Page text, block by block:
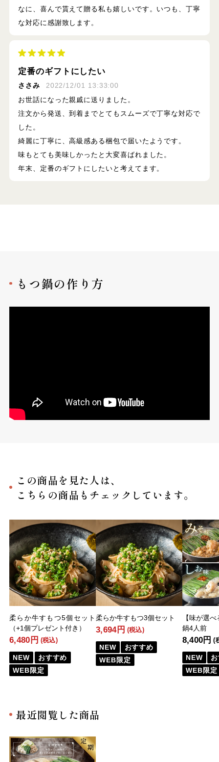
なに、喜んで貰えて贈る私も嬉しいです。いつも、丁寧
な対応に感謝致します。
定番のギフトにしたい
ささみ
2022/12/01 13:33:00
お世話になった親戚に送りました。
注文から発送、到着までとてもスムーズで丁寧な対応で
した。
綺麗に丁寧に、高級感ある梱包で届いたようです。
味もとても美味しかったと大変喜ばれました。
年末、定番のギフトにしたいと考えてます。
もつ鍋の作り方
この商品を見た人は、
こちらの商品もチェックしています。
柔らか牛すもつ5個セット
（+1個プレゼント付き）
6,480円 (税込)
NEW
おすすめ
WEB限定
柔らか牛すもつ3個セット
3,694円 (税込)
NEW
おすすめ
WEB限定
【味が選
鍋4人前
8,400円 (
NEW
WEB限定
最近閲覧した商品